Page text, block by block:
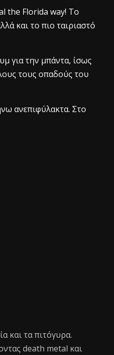
the Florida way! To
και το πιο ταιριαστό
για την μπάντα, ίσως
τους οπαδούς του
ανεπιφύλακτα. Στο
και τα πιτόγυρα.
death metal και